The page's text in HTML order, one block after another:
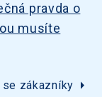
pravda o
musíte
zákazníky arrow_right